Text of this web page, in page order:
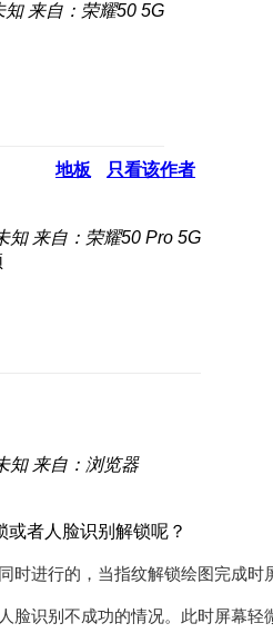
知 来自：荣耀50 5G
地板 只看该作者
知 来自：荣耀50 Pro 5G
知 来自：浏览器
者人脸识别解锁呢？
时进行的，当指纹解锁绘图完成
脸识别不成功的情况。此时屏幕